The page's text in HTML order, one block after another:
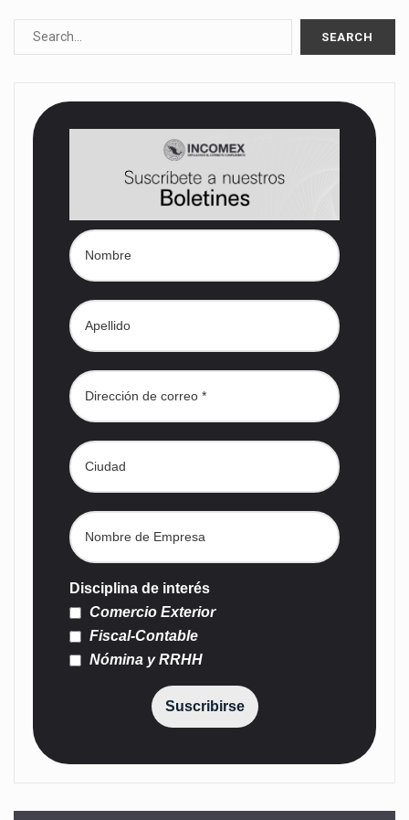
Disciplina de interés
Comercio Exterior
Fiscal-Contable
Nómina y RRHH
Suscribirse